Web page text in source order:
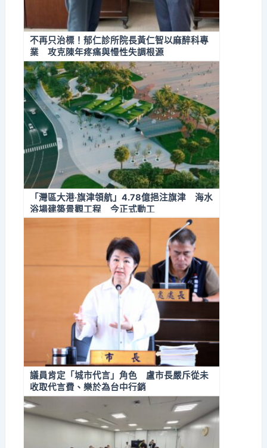
不再只治標！郁仁診所院長黃仁智以麻醉科專
業 攻克陳年疼痛與慢性失調根源
「灣區大港‧旗津領航」4.78億挹注旗津 海水
浴場建築景觀工程 今正式動工
議員肯定「城市代言」角色 盧市長嚴斥從未
收取代言費、樂於為台中行銷